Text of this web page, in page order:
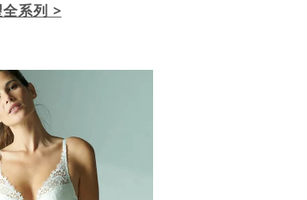
系列 >